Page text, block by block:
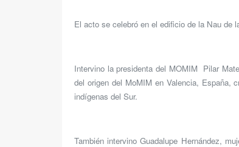
El acto se celebró en el edificio de la Nau de
Intervino la presidenta del MOMIM Pilar
del origen del MoMIM en Valencia, España,
indígenas del Sur.
También intervino Guadalupe Hernández,